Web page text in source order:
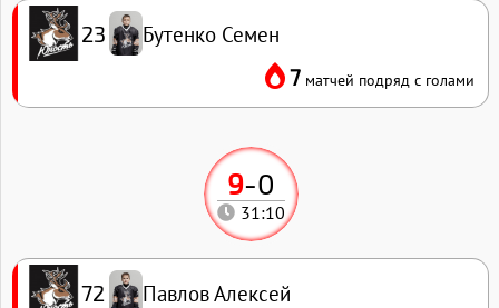
9-0
31:10
72 Павлов Алексей
23 Бутенко Семен
7 матчей подряд с голами